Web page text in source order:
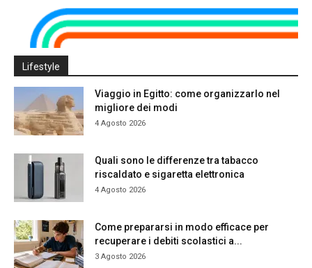
Lifestyle
Viaggio in Egitto: come organizzarlo nel
migliore dei modi
4 Agosto 2026
Quali sono le differenze tra tabacco
riscaldato e sigaretta elettronica
4 Agosto 2026
Come prepararsi in modo efficace per
recuperare i debiti scolastici a...
3 Agosto 2026